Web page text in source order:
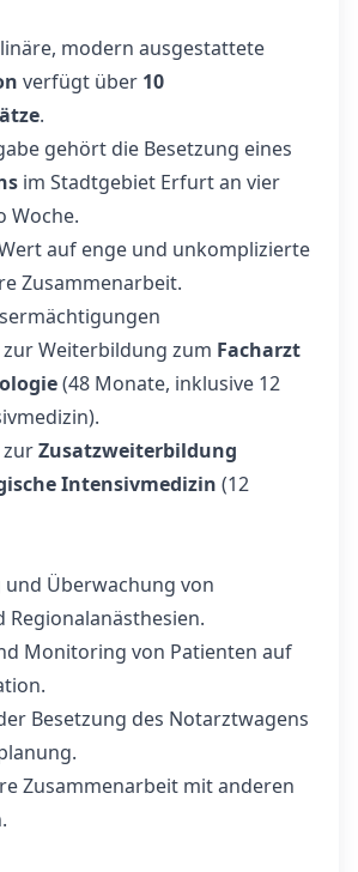
modern ausgestattete
verfügt über 10
.
gehört die Besetzung eines
im Stadtgebiet Erfurt an vier
Woche.
auf enge und unkomplizierte
Zusammenarbeit.
Weiterbildung zum Facharzt
(48 Monate, inklusive 12
Zusatzweiterbildung
Intensivmedizin (12
Überwachung von
Regionalanästhesien.
Monitoring von Patienten auf
Besetzung des Notarztwagens
Zusammenarbeit mit anderen